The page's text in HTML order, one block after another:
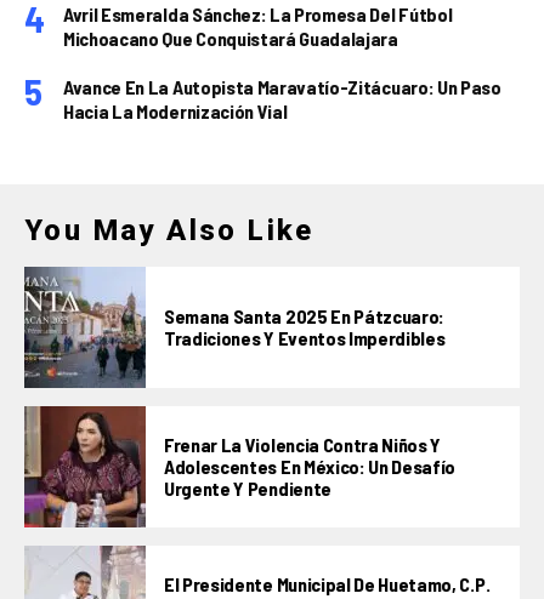
Avril Esmeralda Sánchez: La Promesa Del Fútbol
Michoacano Que Conquistará Guadalajara
Avance En La Autopista Maravatío-Zitácuaro: Un Paso
Hacia La Modernización Vial
You May Also Like
Semana Santa 2025 En Pátzcuaro:
Tradiciones Y Eventos Imperdibles
Frenar La Violencia Contra Niños Y
Adolescentes En México: Un Desafío
Urgente Y Pendiente
El Presidente Municipal De Huetamo, C.P.